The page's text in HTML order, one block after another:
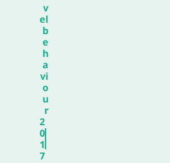
v
el
b
e
h
a
vi
o
u
r
2
0
1
7